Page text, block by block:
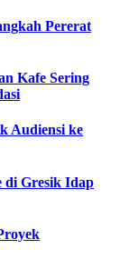
Pererat
Kafe Sering
Audiensi ke
di Gresik Idap